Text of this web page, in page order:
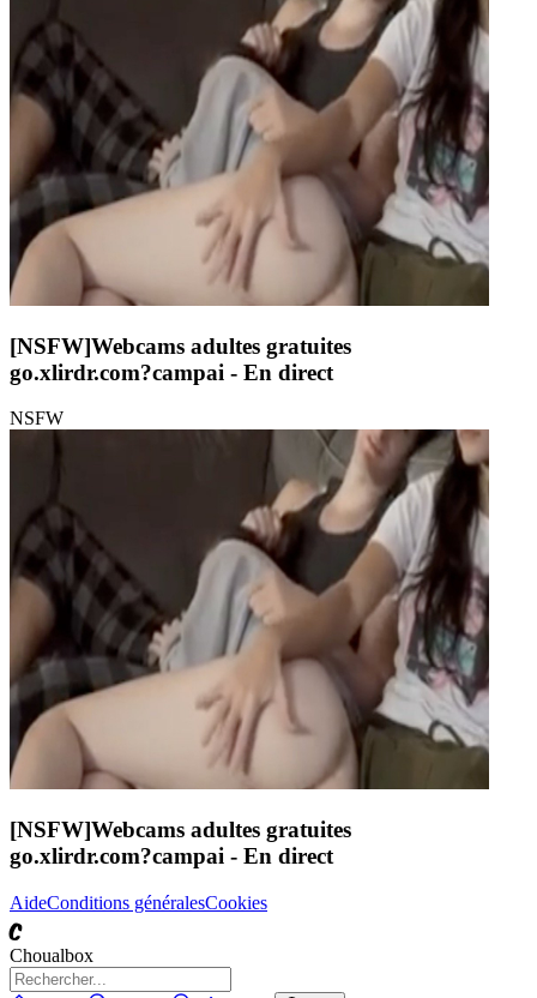
[NSFW]Webcams adultes gratuites
go.xlirdr.com?campai - En direct
NSFW
[NSFW]Webcams adultes gratuites
go.xlirdr.com?campai - En direct
AideConditions généralesCookies
C
Choualbox